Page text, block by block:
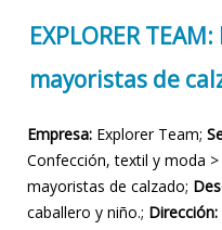
EXPLORER
mayoristas de
Empresa: Explorer Team;
Confección, textil y moda
mayoristas de calzado;
caballero y niño.; Dirección: